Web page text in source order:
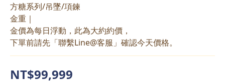
方糖系列/吊墜/項鍊
金重｜
金價為每日浮動，此為大約約價，
下單前請先「聯繫Line@客服」確認今天價格。
NT$99,999